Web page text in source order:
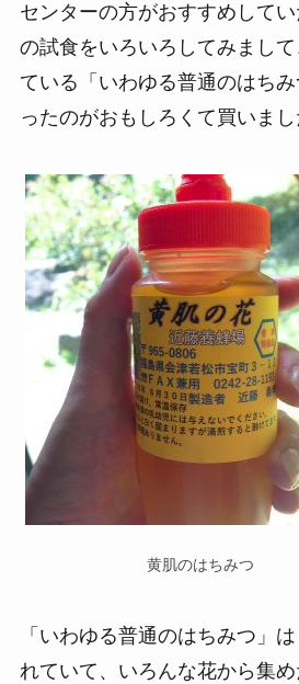
センターの方がおすすめして
の試食をいろいろしてみまし
ている「いわゆる普通のはち
ったのがおもしろくて買いまし
黄肌のはちみつ
「いわゆる普通のはちみつ」
れていて、いろんな花から集